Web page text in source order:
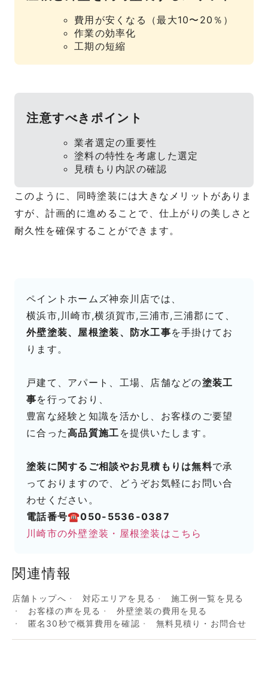
費用が安くなる（最大10〜20％）
作業の効率化
工期の短縮
注意すべきポイント
業者選定の重要性
塗料の特性を考慮した選定
見積もり内訳の確認
このように、同時塗装には大きなメリットがありま
すが、計画的に進めることで、仕上がりの美しさと
耐久性を確保することができます。
ペイントホームズ神奈川店では、
横浜市,川崎市,横須賀市,三浦市,三浦郡にて、
外壁塗装、屋根塗装、防水工事を手掛けてお
ります。
戸建て、アパート、工場、店舗などの塗装工
事を行っており、
豊富な経験と知識を活かし、お客様のご要望
に合った高品質施工 を提供いたします。
塗装に関するご相談やお見積もりは無料で承
っておりますので、どうぞお気軽にお問い合
わせください。
電話番号☎050-5536-0387
川崎市の外壁塗装・屋根塗装はこちら
関連情報
店舗トップへ 対応エリアを見る
施工例一覧を見る
お客様の声を見る
外壁塗装の費用を見る
匿名30秒で概算費用を確認
無料見積り・お問合せ